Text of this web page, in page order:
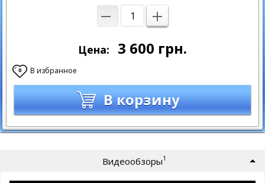
Цена: 3 600 грн.
0 В избранное
В корзину
Видеообзоры1